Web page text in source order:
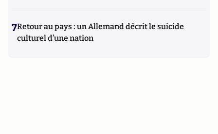
7Retour au pays : un Allemand décrit le suicide
culturel d’une nation